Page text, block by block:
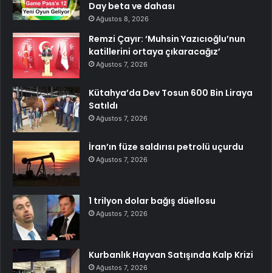
Day beta ve dahası
Ağustos 8, 2026
Remzi Çayır: ‘Muhsin Yazıcıoğlu’nun
katillerini ortaya çıkaracağız’
Ağustos 7, 2026
Kütahya’da Dev Tosun 600 Bin Liraya
Satıldı
Ağustos 7, 2026
İran’ın füze saldırısı petrolü uçurdu
Ağustos 7, 2026
1 trilyon dolar bağış düellosu
Ağustos 7, 2026
Kurbanlık Hayvan Satışında Kalp Krizi
Ağustos 7, 2026